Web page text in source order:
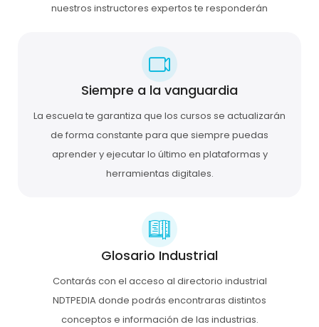
nuestros instructores expertos te responderán
Siempre a la vanguardia
La escuela te garantiza que los cursos se actualizarán
de forma constante para que siempre puedas
aprender y ejecutar lo último en plataformas y
herramientas digitales.
Glosario Industrial
Contarás con el acceso al directorio industrial
NDTPEDIA donde podrás encontraras distintos
conceptos e información de las industrias.